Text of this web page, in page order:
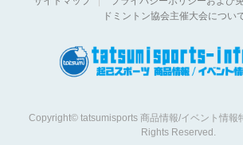
ドミントン協会主催大会につい
Copyright© tatsumisports 商品情報/イベント情報
Rights Reserved.